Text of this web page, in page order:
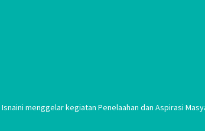
Isnaini menggelar kegiatan Penelaahan dan Aspirasi